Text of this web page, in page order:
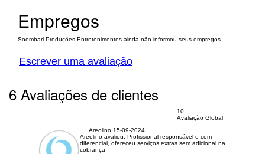
Empregos
Soombari Produções Entretenimentos ainda não informou seus empregos.
Escrever uma avaliação
6 Avaliações de clientes
10
Avaliação Global
Areolino 15-09-2024
Areolino avaliou: Profissional responsável e com
diferencial, ofereceu serviços extras sem adicional na
cobrança